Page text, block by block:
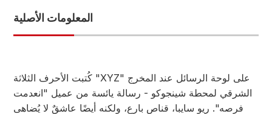
المعلومات الأصلية
كُتبت الأحرف الثلاثة "XYZ" على لوحة الرسائل عند المخرج
الشرقي لمحطة شينجوكو - رسالة يائسة من عميل "انعدمت
فرصه". ريو سايبا، قناص بارع، ولكنه أيضًا عاشقٌ لا يُضاهى